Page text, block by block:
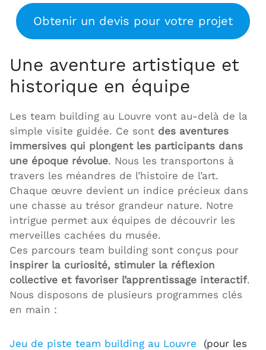
Obtenir un devis pour votre projet
Une aventure artistique et
historique en équipe
Les team building au Louvre vont au-delà de la
simple visite guidée. Ce sont des aventures
immersives qui plongent les participants dans
une époque révolue. Nous les transportons à
travers les méandres de l’histoire de l’art.
Chaque œuvre devient un indice précieux dans
une chasse au trésor grandeur nature. Notre
intrigue permet aux équipes de découvrir les
merveilles cachées du musée.
Ces parcours team building sont conçus pour
inspirer la curiosité, stimuler la réflexion
collective et favoriser l’apprentissage interactif.
Nous disposons de plusieurs programmes clés
en main :
Jeu de piste team building au Louvre
(pour les